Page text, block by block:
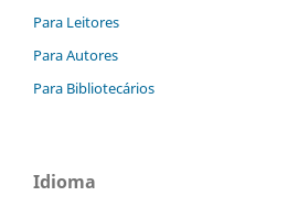
Para Leitores
Para Autores
Para Bibliotecários
Idioma